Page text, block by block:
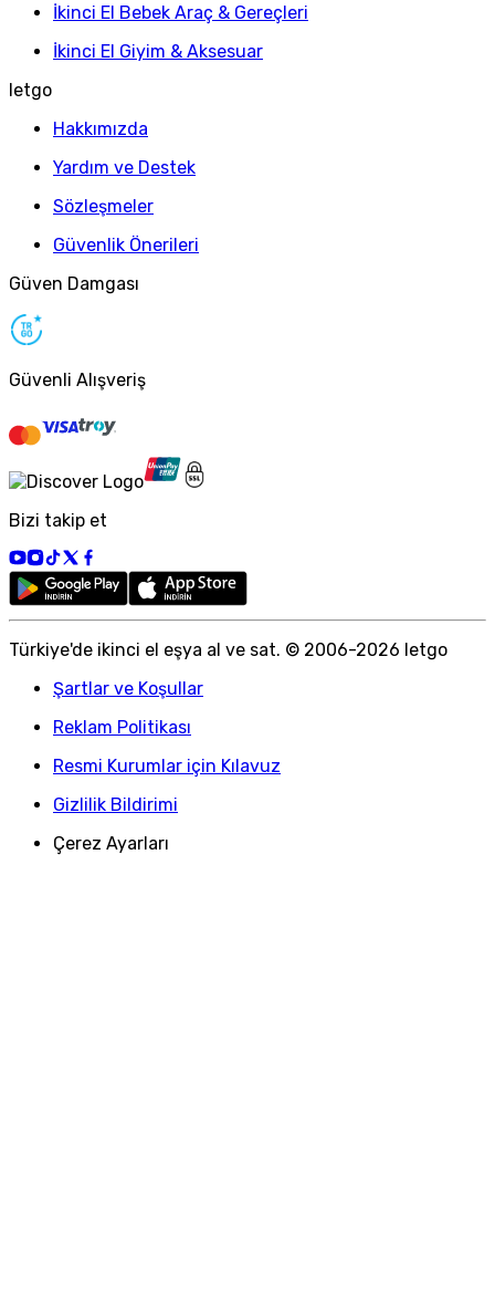
İkinci El Bebek Araç & Gereçleri
İkinci El Giyim & Aksesuar
letgo
Hakkımızda
Yardım ve Destek
Sözleşmeler
Güvenlik Önerileri
Güven Damgası
Güvenli Alışveriş
Bizi takip et
Türkiye'de ikinci el eşya al ve sat. © 2006-2026 letgo
Şartlar ve Koşullar
Reklam Politikası
Resmi Kurumlar için Kılavuz
Gizlilik Bildirimi
Çerez Ayarları